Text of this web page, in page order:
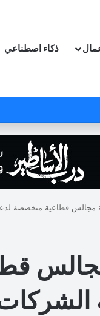
ذكاء اصطناعي
مجالس قطاعية متخصصة لدعم
الشركات